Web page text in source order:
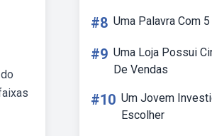
#8 Uma Palavra Com 5
#9 Uma Loja Possui
De Vendas
#10 Um Jovem
Escolher